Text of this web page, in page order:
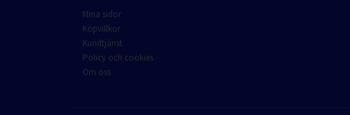
Mina sidor
Köpvillkor
Kundtjänst
Policy och cookies
Om oss